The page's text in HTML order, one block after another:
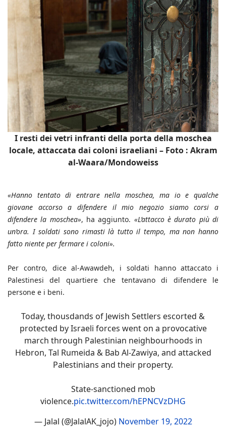
I resti dei vetri infranti della porta della moschea
locale, attaccata dai coloni israeliani – Foto : Akram
al-Waara/Mondoweiss
«Hanno tentato di entrare nella moschea, ma io e qualche
giovane accorso a difendere il mio negozio siamo corsi a
difendere la moschea», ha aggiunto. «L’attacco è durato più di
un’ora. I soldati sono rimasti là tutto il tempo, ma non hanno
fatto niente per fermare i coloni».
Per contro, dice al-Awawdeh, i soldati hanno attaccato i
Palestinesi del quartiere che tentavano di difendere le
persone e i beni.
Today, thousdands of Jewish Settlers escorted &
protected by Israeli forces went on a provocative
march through Palestinian neighbourhoods in
Hebron, Tal Rumeida & Bab Al-Zawiya, and attacked
Palestinians and their property.
State-sanctioned mob
violence.pic.twitter.com/hEPNCVzDHG
— Jalal (@JalalAK_jojo) November 19, 2022